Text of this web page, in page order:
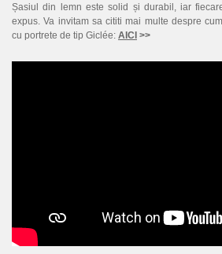
Șasiul din lemn este solid și durabil, iar
expus. Va invitam sa cititi mai multe despre
cu portrete de tip Giclée: AICI >>